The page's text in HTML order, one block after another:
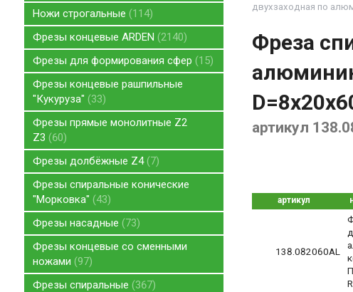
Ножи строгальные 114
Фрезы концевые ARDEN 2140
Фрезы для формирования сфер 15
Фрезы концевые рашпильные
"Кукуруза" 33
Фрезы прямые монолитные Z2
Z3 60
Фрезы долбёжные Z4 7
Фрезы спиральные конические
"Морковка" 43
Фрезы насадные 73
Фрезы концевые со сменными
ножами 97
Фрезы спиральные 367
двухзаходная по
Фреза
артикул
артикул
138.082060AL